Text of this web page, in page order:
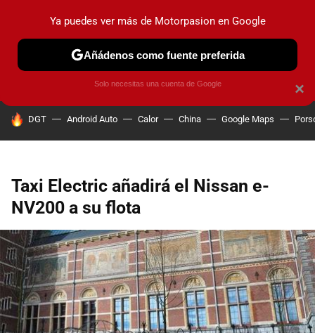
PRUEBAS COCHES ELÉCTRICOS OBSERVATORIO
HOY SE HABLA DE
DGT Android Auto Calor China Google Maps
Taxi Electric añadirá el Nissan e-
NV200 a su flota
×
Ya puedes ver más de Motorpasion en Google
Añádenos como fuente preferida
Solo necesitas una cuenta de Google